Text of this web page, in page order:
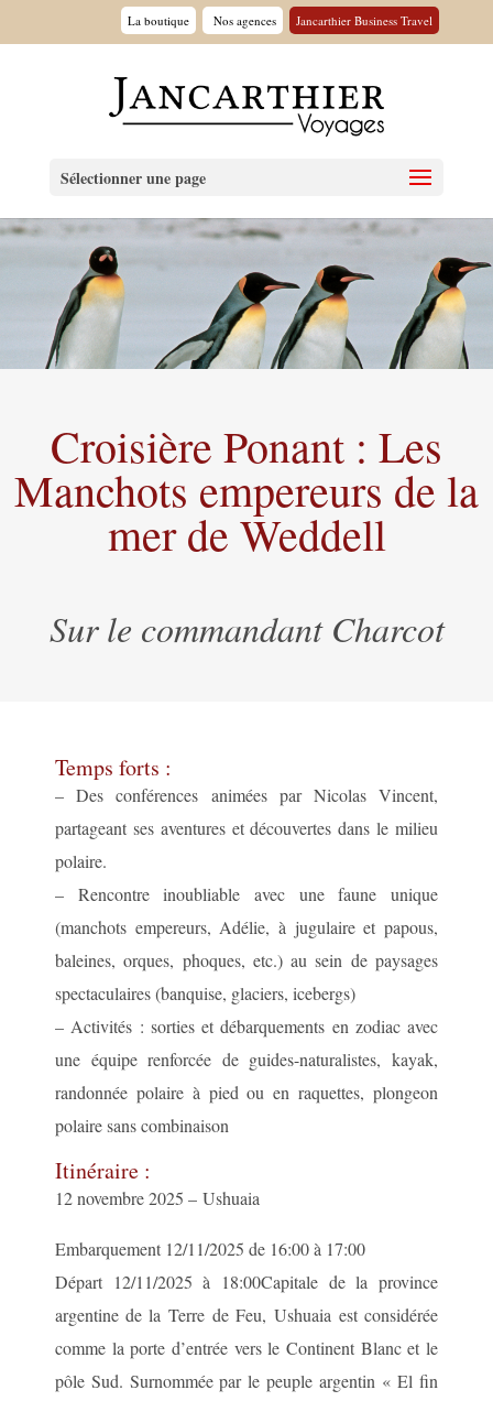
La boutique Nos agences Jancarthier Business Travel
Sélectionner une page
Croisière Ponant : Les
Manchots empereurs de la
mer de Weddell
Sur le commandant Charcot
Temps forts :
– Des conférences animées par Nicolas Vincent,
partageant ses aventures et découvertes dans le milieu
polaire.
– Rencontre inoubliable avec une faune unique
(manchots empereurs, Adélie, à jugulaire et papous,
baleines, orques, phoques, etc.) au sein de paysages
spectaculaires (banquise, glaciers, icebergs)
– Activités : sorties et débarquements en zodiac avec
une équipe renforcée de guides-naturalistes, kayak,
randonnée polaire à pied ou en raquettes, plongeon
polaire sans combinaison
Itinéraire :
12 novembre 2025 – Ushuaia
Embarquement 12/11/2025 de 16:00 à 17:00
Départ 12/11/2025 à 18:00Capitale de la province
argentine de la Terre de Feu, Ushuaia est considérée
comme la porte d’entrée vers le Continent Blanc et le
pôle Sud. Surnommée par le peuple argentin « El fin